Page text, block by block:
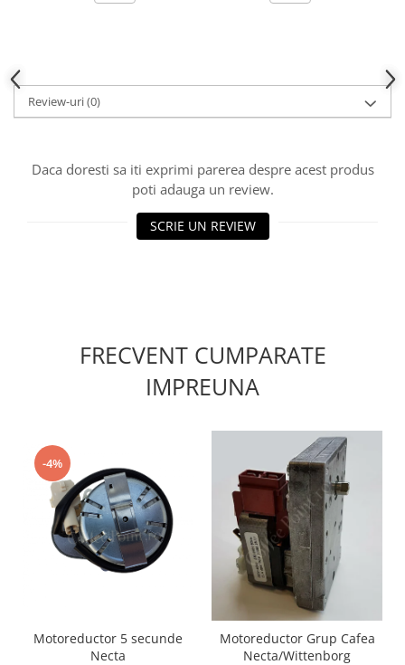
Review-uri(0)
Daca doresti sa iti exprimi parerea despre acest produs
poti adauga un review.
SCRIE UN REVIEW
FRECVENT CUMPARATE
IMPREUNA
-4%
Motoreductor 5 secunde
Necta
Motoreductor Grup Cafea
Necta/Wittenborg